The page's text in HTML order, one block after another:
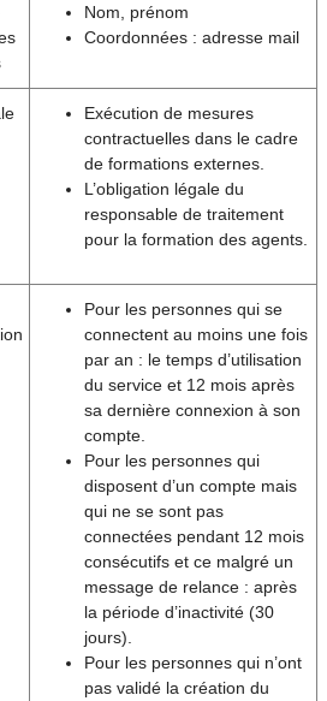
Nom, prénom
Coordonnées : adresse mail
Exécution de mesures
contractuelles dans le cadre
de formations externes.
L’obligation légale du
responsable de traitement
pour la formation des agents.
Pour les personnes qui se
connectent au moins une fois
par an : le temps d’utilisation
du service et 12 mois après
sa dernière connexion à son
compte.
Pour les personnes qui
disposent d’un compte mais
qui ne se sont pas
connectées pendant 12 mois
consécutifs et ce malgré un
message de relance : après
la période d’inactivité (30
jours).
Pour les personnes qui n’ont
pas validé la création du